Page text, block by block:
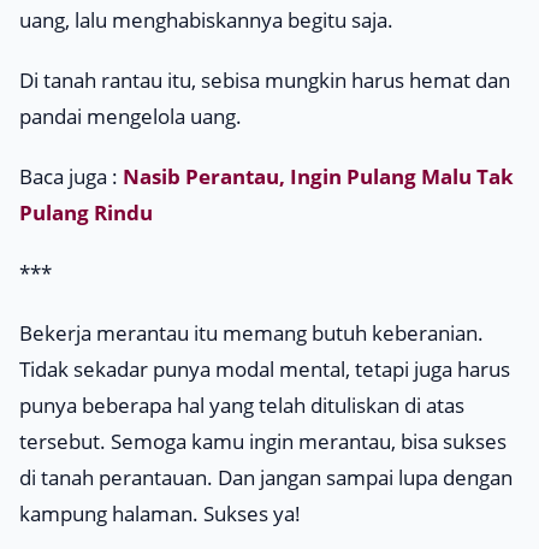
uang, lalu menghabiskannya begitu saja.
Di tanah rantau itu, sebisa mungkin harus hemat dan
pandai mengelola uang.
Baca juga : Nasib Perantau, Ingin Pulang Malu Tak
Pulang Rindu
***
Bekerja merantau itu memang butuh keberanian.
Tidak sekadar punya modal mental, tetapi juga harus
punya beberapa hal yang telah dituliskan di atas
tersebut. Semoga kamu ingin merantau, bisa sukses
di tanah perantauan. Dan jangan sampai lupa dengan
kampung halaman. Sukses ya!